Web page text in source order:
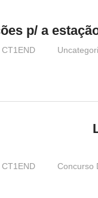
p/ a
CT1END
CT1END Concurso